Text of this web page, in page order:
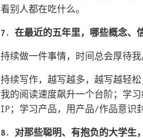
看别人都在吃什么。
7. 在最近的五年里，哪些概念、
持续做一件事情，时间总会厚待我
持续写作，越写越多，越写越轻
我的阅读速度飙升一个台阶；学
IP；学习产品，用产品/作品意识
8. 对那些聪明、有抱负的大学生